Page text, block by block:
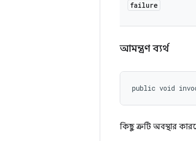
failure
আমন্ত্রণ ব্যর্থ
public void
কিছু ত্রুটি অবস্থার